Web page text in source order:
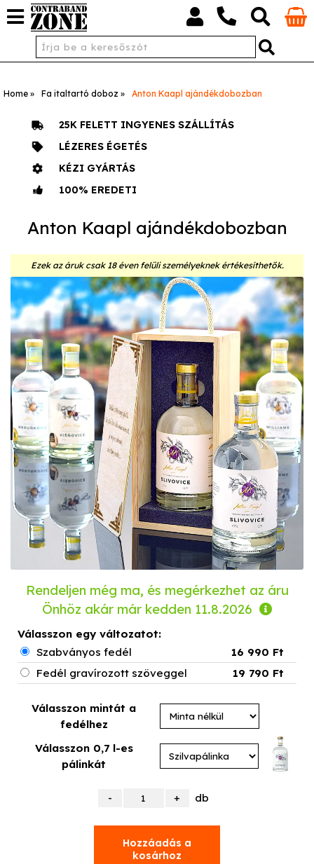
Home Fa italtartó doboz Anton Kaapl ajándékdobozban
25K FELETT INGYENES SZÁLLÍTÁS
LÉZERES ÉGETÉS
KÉZI GYÁRTÁS
100% EREDETI
Anton Kaapl ajándékdobozban
Ezek az áruk csak 18 éven felüli személyeknek értékesíthetők.
Rendeljen még ma, és megérkezhet az áru
Önhöz akár már kedden 11.8.2026
Válasszon egy változatot:
Szabványos fedél
16 990 Ft
Fedél gravírozott szöveggel
19 790 Ft
Válasszon mintát a
fedélhez
Válasszon 0,7 l-es
pálinkát
db